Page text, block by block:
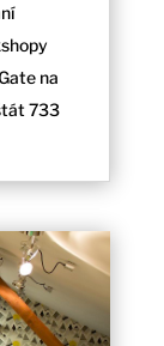
na
733